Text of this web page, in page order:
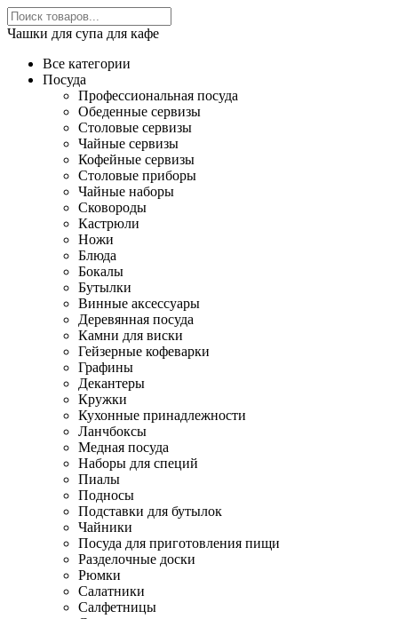
Чашки для супа для кафе
Все категории
Посуда
Профессиональная посуда
Обеденные сервизы
Столовые сервизы
Чайные сервизы
Кофейные сервизы
Столовые приборы
Чайные наборы
Сковороды
Кастрюли
Ножи
Блюда
Бокалы
Бутылки
Винные аксессуары
Деревянная посуда
Камни для виски
Гейзерные кофеварки
Графины
Декантеры
Кружки
Кухонные принадлежности
Ланчбоксы
Медная посуда
Наборы для специй
Пиалы
Подносы
Подставки для бутылок
Чайники
Посуда для приготовления пищи
Разделочные доски
Рюмки
Салатники
Салфетницы